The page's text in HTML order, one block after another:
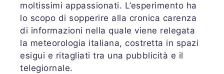
moltissimi appassionati. L’esperimento ha
lo scopo di sopperire alla cronica carenza
di informazioni nella quale viene relegata
la meteorologia italiana, costretta in spazi
esigui e ritagliati tra una pubblicità e il
telegiornale.